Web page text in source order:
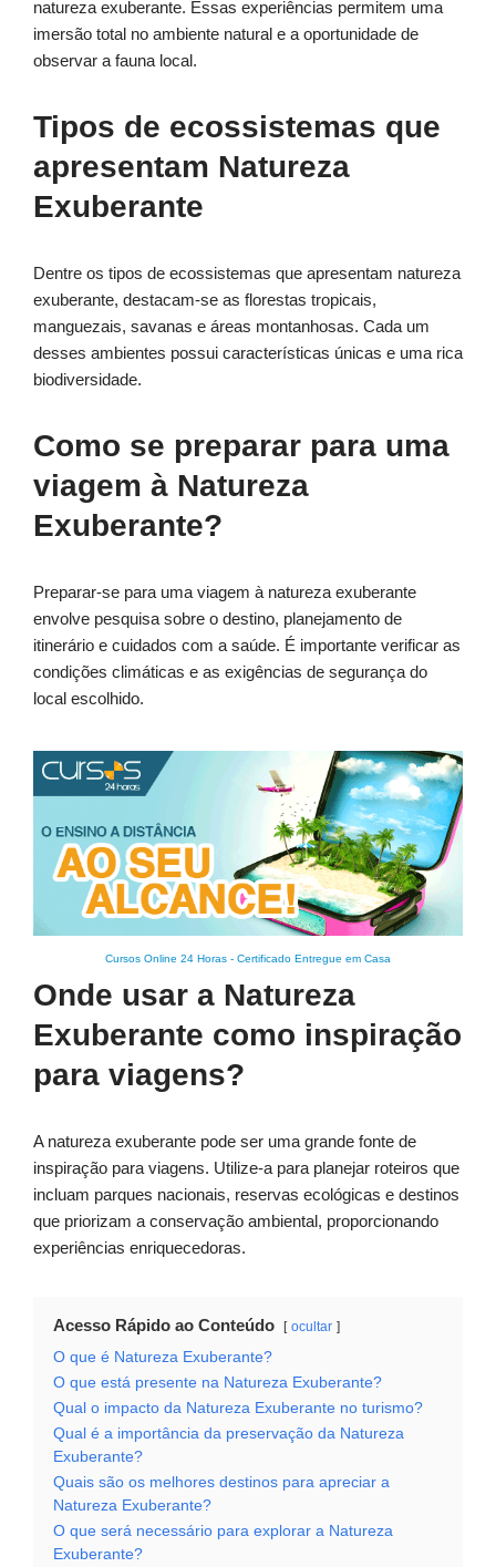
natureza exuberante. Essas experiências permitem uma
imersão total no ambiente natural e a oportunidade de
observar a fauna local.
Tipos de ecossistemas que
apresentam Natureza
Exuberante
Dentre os tipos de ecossistemas que apresentam natureza
exuberante, destacam-se as florestas tropicais,
manguezais, savanas e áreas montanhosas. Cada um
desses ambientes possui características únicas e uma rica
biodiversidade.
Como se preparar para uma
viagem à Natureza
Exuberante?
Preparar-se para uma viagem à natureza exuberante
envolve pesquisa sobre o destino, planejamento de
itinerário e cuidados com a saúde. É importante verificar as
condições climáticas e as exigências de segurança do
local escolhido.
Cursos Online 24 Horas - Certificado Entregue em Casa
Onde usar a Natureza
Exuberante como inspiração
para viagens?
A natureza exuberante pode ser uma grande fonte de
inspiração para viagens. Utilize-a para planejar roteiros que
incluam parques nacionais, reservas ecológicas e destinos
que priorizam a conservação ambiental, proporcionando
experiências enriquecedoras.
Acesso Rápido ao Conteúdo ocultar
O que é Natureza Exuberante?
O que está presente na Natureza Exuberante?
Qual o impacto da Natureza Exuberante no turismo?
Qual é a importância da preservação da Natureza
Exuberante?
Quais são os melhores destinos para apreciar a
Natureza Exuberante?
O que será necessário para explorar a Natureza
Exuberante?